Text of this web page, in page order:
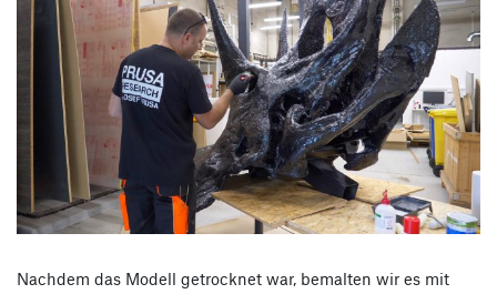
Nachdem das Modell getrocknet war, bemalten wir es mit